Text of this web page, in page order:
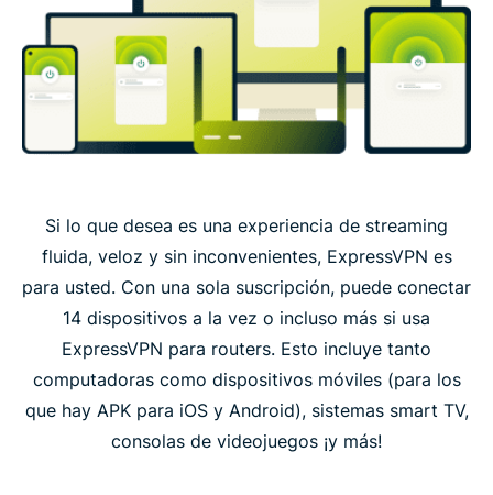
Si lo que desea es una experiencia de streaming
fluida, veloz y sin inconvenientes, ExpressVPN es
para usted. Con una sola suscripción, puede conectar
14 dispositivos a la vez o incluso más si usa
ExpressVPN para routers. Esto incluye tanto
computadoras como dispositivos móviles (para los
que hay APK para iOS y Android), sistemas smart TV,
consolas de videojuegos ¡y más!